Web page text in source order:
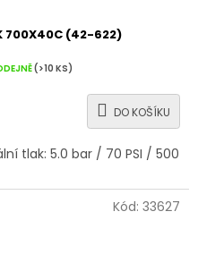
700X40C (42-622)
(>10 KS)
DO KOŠÍKU
tlak: 5.0 bar / 70 PSI / 500
Kód: 33627